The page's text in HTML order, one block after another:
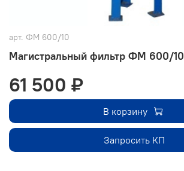
арт. ФМ 600/10
Магистральный фильтр ФМ 600/10
61 500 ₽
В корзину
Запросить КП